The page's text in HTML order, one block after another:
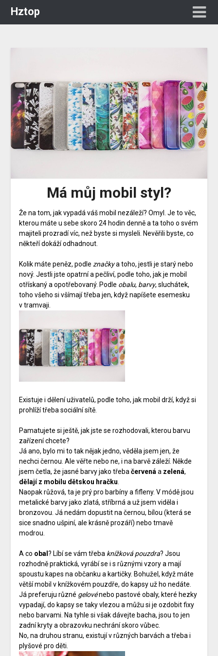
Hztop
Má můj mobil styl?
Že na tom, jak vypadá váš mobil nezáleží? Omyl. Je to věc,
kterou máte u sebe skoro 24 hodin denně a ta toho o svém
majiteli prozradí víc, než byste si mysleli. Nevěřili byste, co
někteří dokáží odhadnout.
Kolik máte peněz, podle značkya toho, jestli je starý nebo
nový. Jestli jste opatrní a pečliví, podle toho, jak je mobil
otřískaný a opotřebovaný. Podle obalu, barvy, sluchátek,
toho všeho si všímají třeba jen, když napíšete esemesku
v tramvaji.
Existuje i dělení uživatelů, podle toho, jak mobil drží, když si
prohlíží třeba sociální sítě.
Pamatujete si ještě, jak jste se rozhodovali, kterou barvu
zařízení chcete?
Já ano, bylo mi to tak nějak jedno, věděla jsem jen, že
nechci černou. Ale věřte nebo ne, i na barvě záleží. Někde
jsem četla, že jasné barvy jako třeba červená a zelená,
dělají z mobilu dětskou hračku
Naopak růžová, ta je prý pro barbíny a fifleny. V módě jsou
metalické barvy jako zlatá, stříbrná a už jsem viděla i
bronzovou. Já nedám dopustit na černou, bílou (která se
sice snadno ušpiní, ale krásně prozáří) nebo tmavě
modrou.
A co obal ? Líbí se vám třeba knížková pouzdra? Jsou
rozhodně praktická, vyrábí se i s různými vzory a mají
spoustu kapes na občanku a kartičky. Bohužel, když máte
větší mobil v knížkovém pouzdře, do kapsy už ho nedáte.
Já preferuju různé gelovénebo pastové obaly, které hezky
vypadají, do kapsy se taky vlezou a můžu si je ozdobit fixy
nebo barvami. Na tyhle si však dávejte bacha, jsou to jen
zadní kryty a obrazovku nechrání skoro vůbec.
No, na druhou stranu, existují v různých barvách a třeba i
plyšové pro děti.